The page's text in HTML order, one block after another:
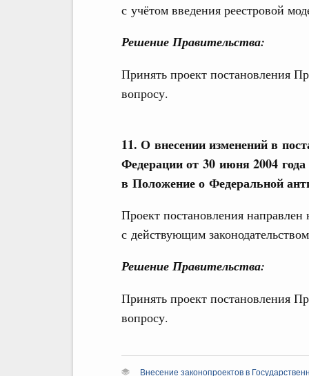
с учётом введения реестровой
Решение Правительства:
Принять проект постановления
вопросу.
11. О внесении изменений в
Федерации от 30 июня 2004
в Положение о Федеральной
Проект постановления
с действующим
Решение Правительства:
Принять проект постановления
вопросу.
Внесение законопроектов в